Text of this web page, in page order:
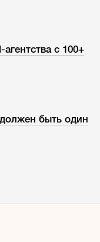
с 100+
быть один